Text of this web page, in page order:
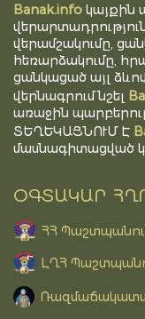
Banak.info կայքին
վերամշակումը,
հեռարձակումը,
ցանկացած այլ
վերնագրում նշել
առաջին
ՏԵՂԵԿԱՑՆՈՒՄ Է
մասնագիտացված
ՕԳՏԱԿԱՐ
ՀՀ
ԼՂՀ